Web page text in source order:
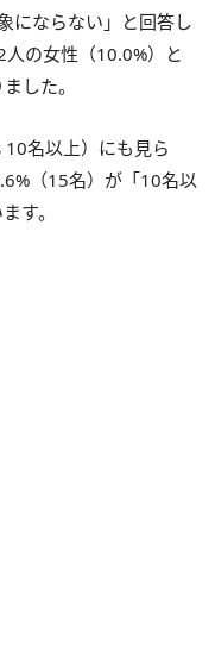
にならない」と回答し
の女性（10.0%）と
した。
名以上）にも見ら
（15名）が「10名以
す。